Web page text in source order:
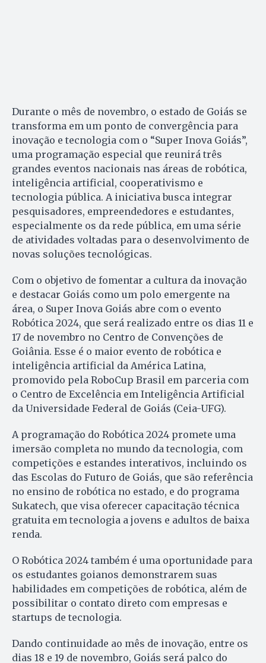
Durante o mês de novembro, o estado de Goiás se
transforma em um ponto de convergência para
inovação e tecnologia com o “Super Inova Goiás”,
uma programação especial que reunirá três
grandes eventos nacionais nas áreas de robótica,
inteligência artificial, cooperativismo e
tecnologia pública. A iniciativa busca integrar
pesquisadores, empreendedores e estudantes,
especialmente os da rede pública, em uma série
de atividades voltadas para o desenvolvimento de
novas soluções tecnológicas.
Com o objetivo de fomentar a cultura da inovação
e destacar Goiás como um polo emergente na
área, o Super Inova Goiás abre com o evento
Robótica 2024, que será realizado entre os dias 11 e
17 de novembro no Centro de Convenções de
Goiânia. Esse é o maior evento de robótica e
inteligência artificial da América Latina,
promovido pela RoboCup Brasil em parceria com
o Centro de Excelência em Inteligência Artificial
da Universidade Federal de Goiás (Ceia-UFG).
A programação do Robótica 2024 promete uma
imersão completa no mundo da tecnologia, com
competições e estandes interativos, incluindo os
das Escolas do Futuro de Goiás, que são referência
no ensino de robótica no estado, e do programa
Sukatech, que visa oferecer capacitação técnica
gratuita em tecnologia a jovens e adultos de baixa
renda.
O Robótica 2024 também é uma oportunidade para
os estudantes goianos demonstrarem suas
habilidades em competições de robótica, além de
possibilitar o contato direto com empresas e
startups de tecnologia.
Dando continuidade ao mês de inovação, entre os
dias 18 e 19 de novembro, Goiás será palco do